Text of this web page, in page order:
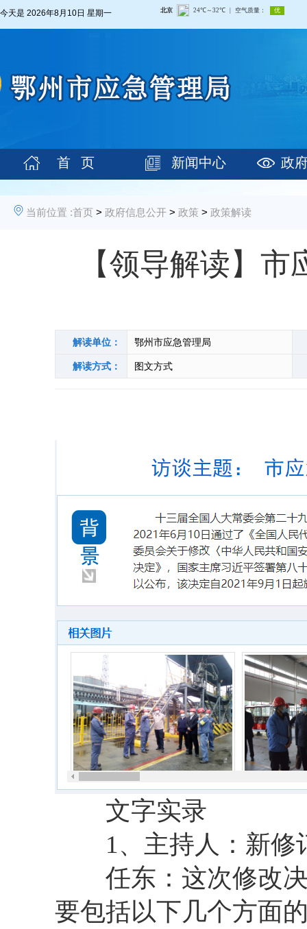
今天是 2026年8月10日 星期一
首 页 新闻中心 政
当前位置 :首页 > 政府信息公开 > 政策 > 政策解读
【领导解读】
解读单位： 鄂州市应急管理局
解读方式： 图文方式
文字实录
1、主持人：新修
任东：这次修改决
要包括以下几个方面